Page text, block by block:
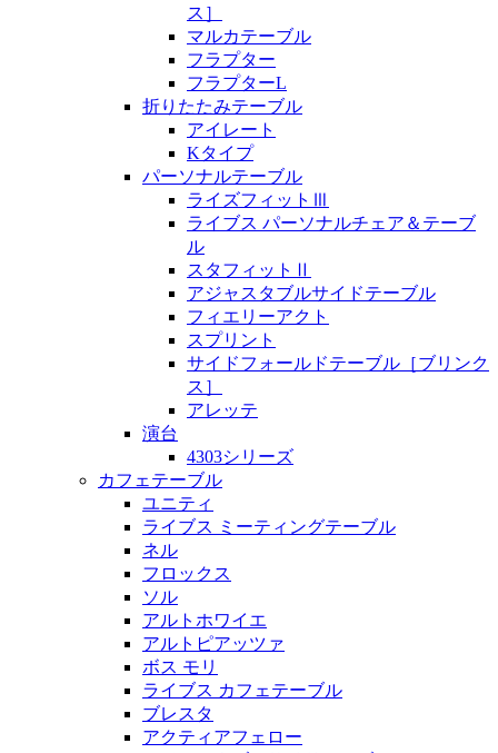
ス］
マルカテーブル
フラプター
フラプターL
折りたたみテーブル
アイレート
Kタイプ
パーソナルテーブル
ライズフィットⅢ
ライブス パーソナルチェア＆テーブ
ル
スタフィットⅡ
アジャスタブルサイドテーブル
フィエリーアクト
スプリント
サイドフォールドテーブル［ブリンク
ス］
アレッテ
演台
4303シリーズ
カフェテーブル
ユニティ
ライブス ミーティングテーブル
ネル
フロックス
ソル
アルトホワイエ
アルトピアッツァ
ボス モリ
ライブス カフェテーブル
ブレスタ
アクティアフェロー